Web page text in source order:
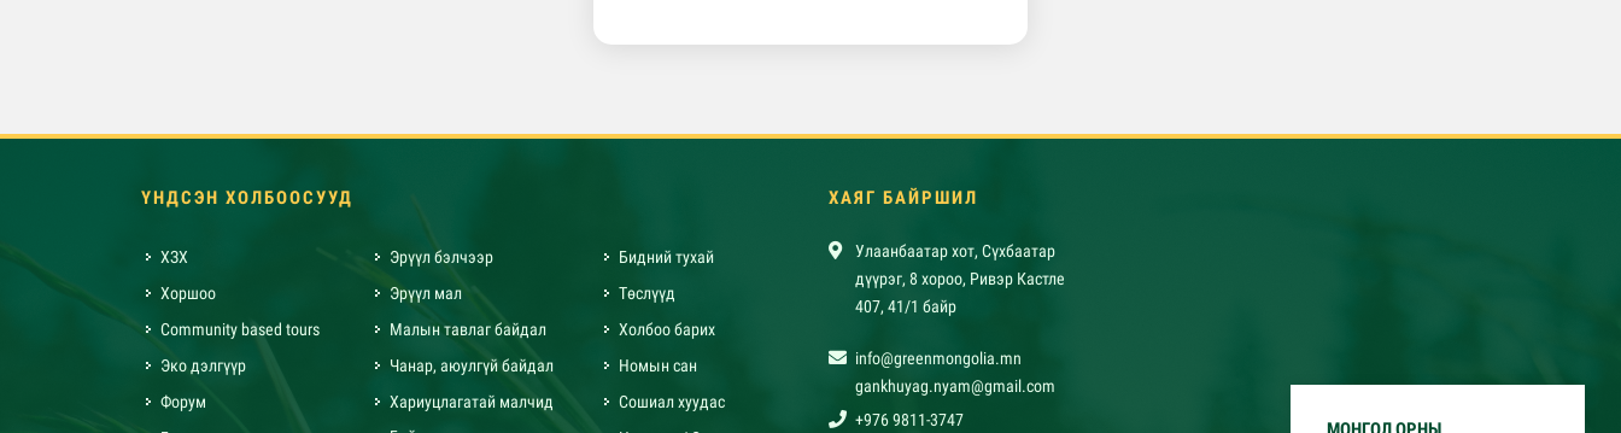
ҮНДСЭН ХОЛБООСУУД
ХЗХ
Хоршоо
Community based tours
Эко дэлгүүр
Форум
Эрүүл бэлчээр
Эрүүл мал
Малын тавлаг байдал
Чанар, аюулгүй байдал
Хариуцлагатай малчид
Бидний тухай
Төслүүд
Холбоо барих
Номын сан
Сошиал хуудас
ХАЯГ БАЙРШИЛ
Улаанбаатар хот, Сүхбаатар
дүүрэг, 8 хороо, Ривэр Кастле
407, 41/1 байр
info@greenmongolia.mn
gankhuyag.nyam@gmail.com
+976 9811-3747